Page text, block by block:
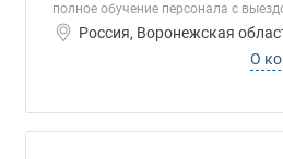
полное обучение персонала с
Россия, Воронежская
О